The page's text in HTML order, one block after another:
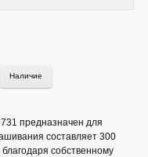
Наличие
предназначен для
составляет 300
собственному